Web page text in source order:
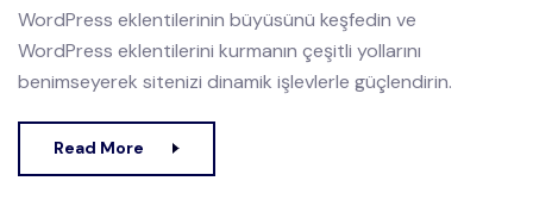
WordPress eklentilerinin büyüsünü keşfedin ve
WordPress eklentilerini kurmanın çeşitli yollarını
benimseyerek sitenizi dinamik işlevlerle güçlendirin.
Read More